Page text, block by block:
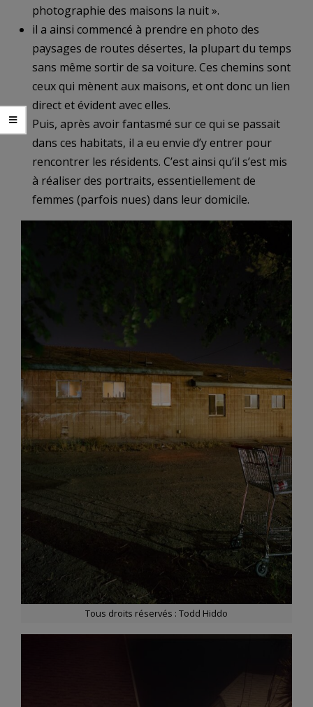
photographie des maisons la nuit ».
il a ainsi commencé à prendre en photo des
paysages de routes désertes, la plupart du temps
sans même sortir de sa voiture. Ces chemins sont
ceux qui mènent aux maisons, et ont donc un lien
direct et évident avec elles.
Puis, après avoir fantasmé sur ce qui se passait
dans ces habitats, il a eu envie d’y entrer pour
rencontrer les résidents. C’est ainsi qu’il s’est mis
à réaliser des portraits, essentiellement de
femmes (parfois nues) dans leur domicile.
Tous droits réservés : Todd Hiddo